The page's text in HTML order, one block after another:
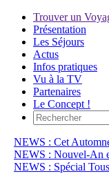
Trouver un
Présentation
Les Séjours
Actus
Infos pratiques
Vu à la TV
Partenaires
Le Concept !
NEWS : Cet
NEWS : Nouvel-An
NEWS : Spécial